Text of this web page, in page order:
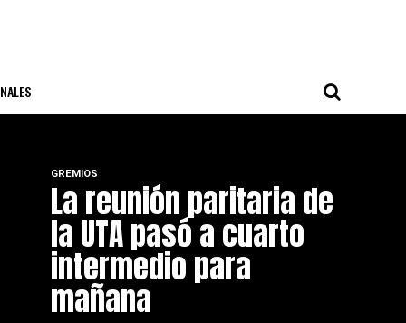
GREMIOS
La reunión paritaria de
la UTA pasó a cuarto
intermedio para
mañana